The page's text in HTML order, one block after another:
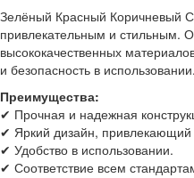
Зелёный Красный Коричневый
привлекательным и стильным.
высококачественных
и безопасность в использовании.
Преимущества:
✔ Прочная и надежная
✔ Яркий дизайн,
✔ Удобство в использовании.
✔ Соответствие всем